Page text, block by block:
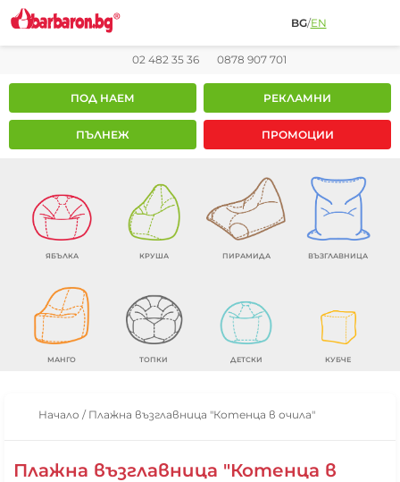
BG/EN
02 482 35 36 0878 907 701
ПОД НАЕМ РЕКЛАМНИ
ПЪЛНЕЖ ПРОМОЦИИ
ЯБЪЛКА КРУША ПИРАМИДА ВЪЗГЛАВНИЦА
МАНГО ТОПКИ ДЕТСКИ КУБЧЕ
Начало / Плажна възглавница "Котенца в очила"
Плажна възглавница "Котенца в